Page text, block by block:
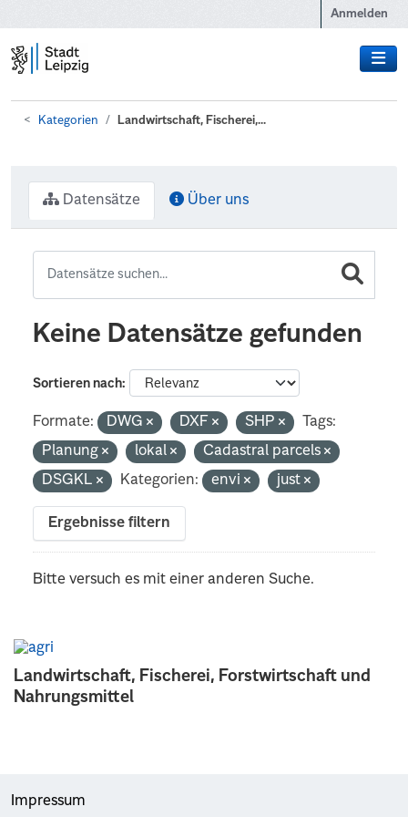
Anmelden
Kategorien Landwirtschaft, Fischerei,...
Landwirtschaft, Fischerei, Forstwirtschaft und
Nahrungsmittel
Datensätze Über uns
Keine Datensätze gefunden
Sortieren nach
Formate: DWG DXF SHP
Tags:
Planung
lokal
Cadastral parcels
DSGKL
Kategorien: envi just
Ergebnisse filtern
Bitte versuch es mit einer anderen Suche.
Impressum